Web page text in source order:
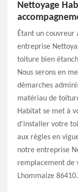
Nettoyage
Étant un
entreprise
toiture bien
Nous serons en
démarches
matériau de
Habitat se met à
d'installer votre
aux règles en
notre entreprise
remplacement de
Lhommaize 86410.